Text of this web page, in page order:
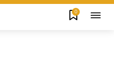
0